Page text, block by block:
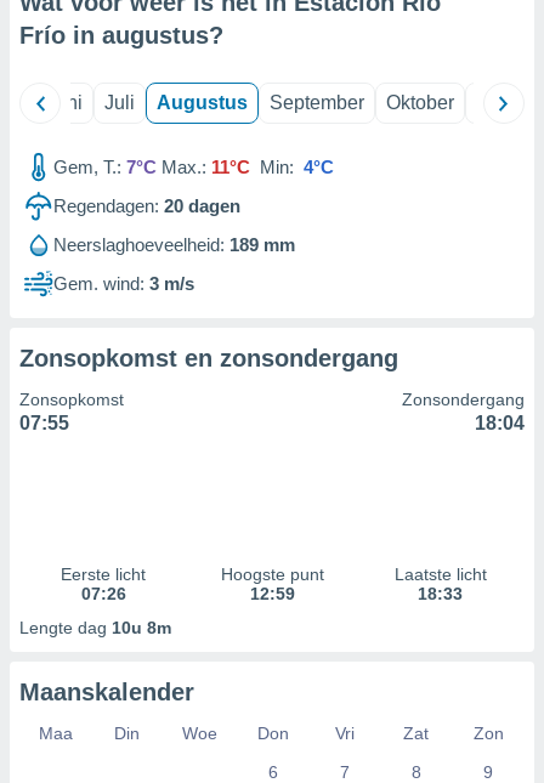
Frío in augustus?
Juni Juli Augustus September Oktober
Gem, T.: 7°C Max.: 11°C Min: 4°C
Regendagen: 20 dagen
Neerslaghoeveelheid: 189 mm
Gem. wind: 3 m/s
Zonsopkomst en zonsondergang
Zonsopkomst
07:55
Zonsondergang
18:04
Eerste licht
07:26
Hoogste punt
12:59
Laatste licht
18:33
Lengte dag 10u 8m
Maanskalender
Maa Din Woe Don Vri Zat
Zon
6
7 8 9